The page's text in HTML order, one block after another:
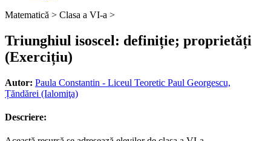
Matematică > Clasa a VI-a >
Triunghiul isoscel: definiție; proprietăți
(Exercițiu)
Autor: Paula Constantin - Liceul Teoretic Paul Georgescu,
Țăndărei (Ialomiţa)
Descriere: